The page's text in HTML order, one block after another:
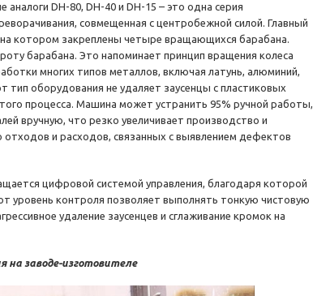
аналоги DH-80, DH-40 и DH-15 – это одна серия
совмещенная с центробежной силой. Главный
котором закреплены четыре вращающихся барабана.
барабана. Это напоминает принцип вращения колеса
многих типов металлов, включая латунь, алюминий,
оборудования не удаляет заусенцы с пластиковых
процесса. Машина может устранить 95% ручной работы,
вручную, что резко увеличивает производство и
отходов и расходов, связанных с выявлением дефектов
цифровой системой управления, благодаря которой
уровень контроля позволяет выполнять тонкую чистовую
удаление заусенцев и сглаживание кромок на
на заводе-изготовителе